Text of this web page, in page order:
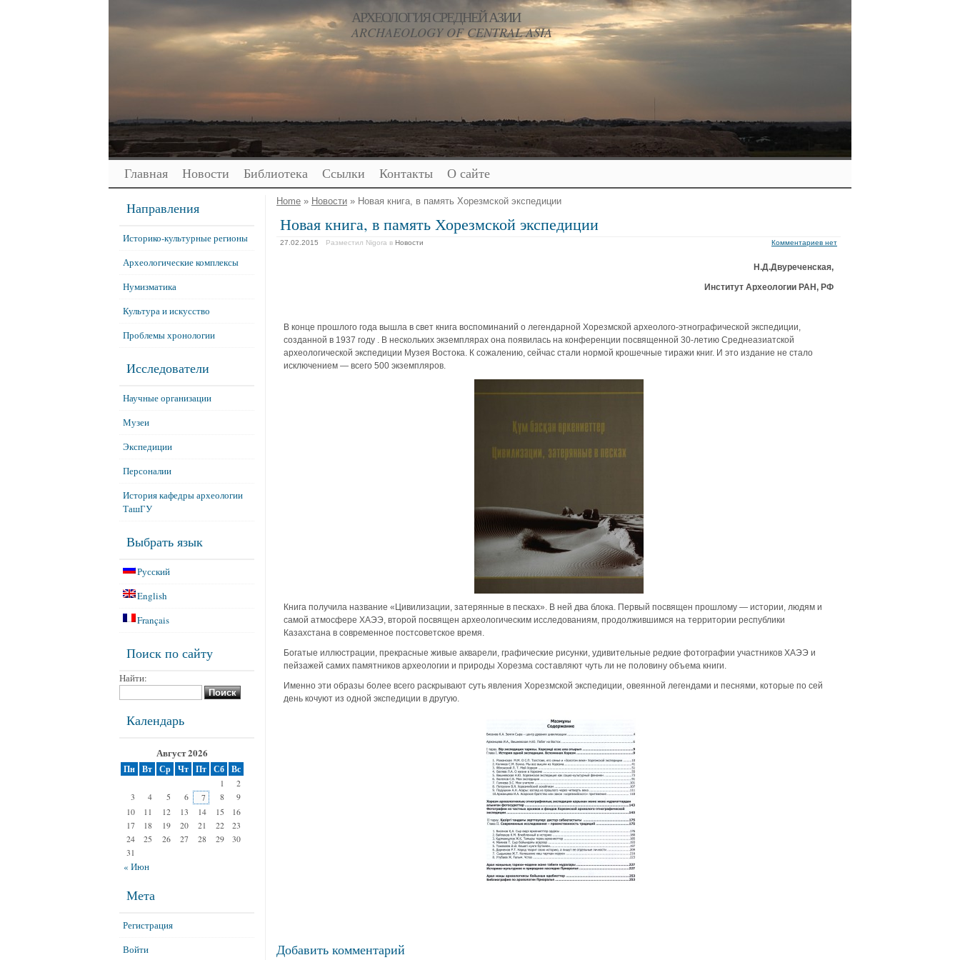
АРХЕОЛОГИЯ СРЕДНЕЙ АЗИИ
ARCHAEOLOGY OF CENTRAL ASIA
Главная Новости Библиотека Ссылки Контакты О сайте
Home » Новости » Новая книга, в память Хорезмской экспедиции
Новая книга, в память Хорезмской экспедиции
27.02.2015 Разместил Nigora в Новости Комментариев нет
Н.Д.Двуреченская,
Институт Археологии РАН, РФ
В конце прошлого года вышла в свет книга воспоминаний о легендарной Хорезмской археолого-этнографической экспедиции,
созданной в 1937 году . В нескольких экземплярах она появилась на конференции посвященной 30-летию Среднеазиатской
археологической экспедиции Музея Востока. К сожалению, сейчас стали нормой крошечные тиражи книг. И это издание не стало
исключением — всего 500 экземпляров.
Книга получила название «Цивилизации, затерянные в песках». В ней два блока. Первый посвящен прошлому — истории, людям и
самой атмосфере ХАЭЭ, второй посвящен археологическим исследованиям, продолжившимся на территории республики
Казахстана в современное постсоветское время.
Богатые иллюстрации, прекрасные живые акварели, графические рисунки, удивительные редкие фотографии участников ХАЭЭ и
пейзажей самих памятников археологии и природы Хорезма составляют чуть ли не половину объема книги.
Именно эти образы более всего раскрывают суть явления Хорезмской экспедиции, овеянной легендами и песнями, которые по сей
день кочуют из одной экспедиции в другую.
Добавить комментарий
Направления
Историко-культурные регионы
Археологические комплексы
Нумизматика
Культура и искусство
Проблемы хронологии
Исследователи
Научные организации
Музеи
Экспедиции
Персоналии
История кафедры археологии
ТашГУ
Выбрать язык
Русский
English
Français
Поиск по сайту
Найти:
Календарь
Август 2026
Пн Вт Ср Чт Пт Сб Вс
« Июн
1
2
3
4 5 6 7 8
9
10
11 12 13 14 15
16
17
18 19 20 21 22
23
24
25 26 27 28 29
30
31
Мета
Регистрация
Войти